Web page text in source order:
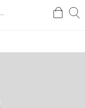
검